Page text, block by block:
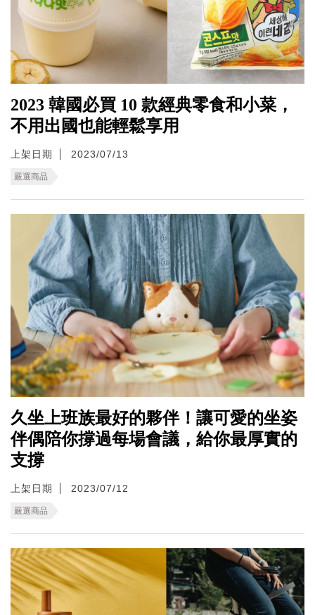
2023 韓國必買 10 款經典零食和小菜，
不用出國也能輕鬆享用
上架日期 2023/07/13
嚴選商品
久坐上班族最好的夥伴！讓可愛的坐姿
伴偶陪你撐過每場會議，給你最厚實的
支撐
上架日期 2023/07/12
嚴選商品